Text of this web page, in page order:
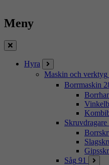
Meny
Stäng
Hyra
Maskin och verktyg
Borrmaskin
Skruvdragare
Såg 91